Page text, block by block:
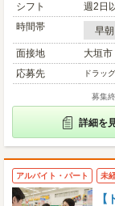
シフト
週2日
時間帯
早朝
面接地
大垣市
応募先
ドラッ
募集
詳細を
アルバイト・パート 未